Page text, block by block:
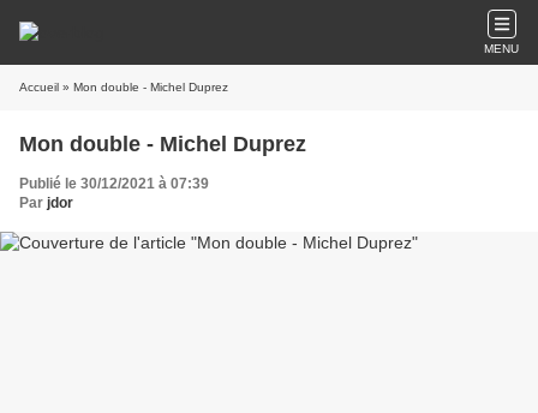
MENU
Accueil » Mon double - Michel Duprez
Mon double - Michel Duprez
Publié le 30/12/2021 à 07:39
Par jdor